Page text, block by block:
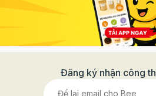
Đăng ký nhận công